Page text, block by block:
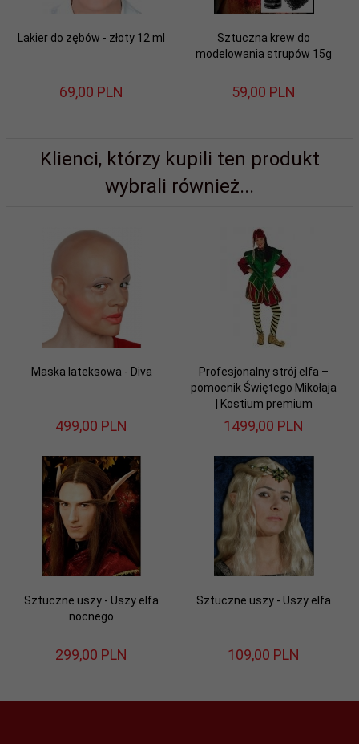
Lakier do zębów - złoty 12 ml
69,00 PLN
Sztuczna krew do
modelowania strupów 15g
59,00 PLN
Klienci, którzy kupili ten produkt
wybrali również...
Maska lateksowa - Diva
499,00 PLN
Profesjonalny strój elfa –
pomocnik Świętego Mikołaja
| Kostium premium
1499,00 PLN
Sztuczne uszy - Uszy elfa
nocnego
299,00 PLN
Sztuczne uszy - Uszy elfa
109,00 PLN